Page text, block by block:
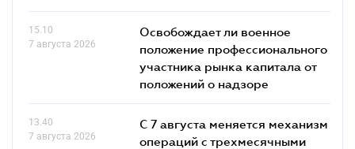
15.10
7 августа 2026
Освобождает ли военное
положение профессионального
участника рынка капитала от
положений о надзоре
13.40
7 августа 2026
С 7 августа меняется механизм
операций с трехмесячными